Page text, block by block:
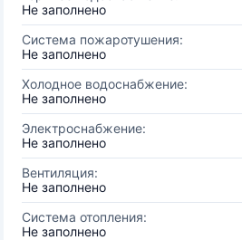
Не заполнено
Система пожаротушения:
Не заполнено
Холодное водоснабжение:
Не заполнено
Электроснабжение:
Не заполнено
Вентиляция:
Не заполнено
Система отопления:
Не заполнено